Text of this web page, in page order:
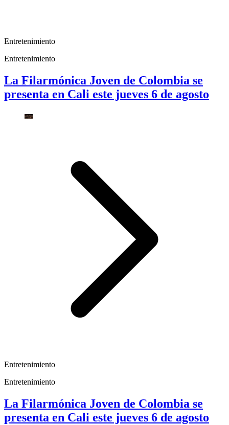
Entretenimiento
Entretenimiento
La Filarmónica Joven de Colombia se
presenta en Cali este jueves 6 de agosto
Entretenimiento
Entretenimiento
La Filarmónica Joven de Colombia se
presenta en Cali este jueves 6 de agosto